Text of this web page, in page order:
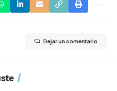
Dejar un comentario